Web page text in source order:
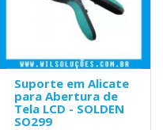
Suporte em Alicate
para Abertura de
Tela LCD - SOLDEN
SO299